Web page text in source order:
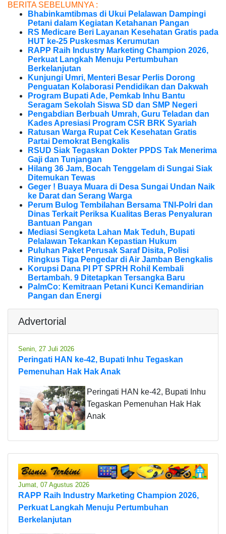
BERITA SEBELUMNYA :
Bhabinkamtibmas di Ukui Pelalawan Dampingi
Petani dalam Kegiatan Ketahanan Pangan
RS Medicare Beri Layanan Kesehatan Gratis pada
HUT ke-25 Puskesmas Kerumutan
RAPP Raih Industry Marketing Champion 2026,
Perkuat Langkah Menuju Pertumbuhan
Berkelanjutan
Kunjungi Umri, Menteri Besar Perlis Dorong
Penguatan Kolaborasi Pendidikan dan Dakwah
Program Bupati Ade, Pemkab Inhu Bantu
Seragam Sekolah Siswa SD dan SMP Negeri
Pengabdian Berbuah Umrah, Guru Teladan dan
Kades Apresiasi Program CSR BRK Syariah
Ratusan Warga Rupat Cek Kesehatan Gratis
Partai Demokrat Bengkalis
RSUD Siak Tegaskan Dokter PPDS Tak Menerima
Gaji dan Tunjangan
Hilang 36 Jam, Bocah Tenggelam di Sungai Siak
Ditemukan Tewas
Geger ! Buaya Muara di Desa Sungai Undan Naik
ke Darat dan Serang Warga
Perum Bulog Tembilahan Bersama TNI-Polri dan
Dinas Terkait Periksa Kualitas Beras Penyaluran
Bantuan Pangan
Mediasi Sengketa Lahan Mak Teduh, Bupati
Pelalawan Tekankan Kepastian Hukum
Puluhan Paket Perusak Saraf Disita, Polisi
Ringkus Tiga Pengedar di Air Jamban Bengkalis
Korupsi Dana PI PT SPRH Rohil Kembali
Bertambah. 9 Ditetapkan Tersangka Baru
PalmCo: Kemitraan Petani Kunci Kemandirian
Pangan dan Energi
Advertorial
Senin, 27 Juli 2026
Peringati HAN ke-42, Bupati Inhu Tegaskan
Pemenuhan Hak Hak Anak
Peringati HAN ke-42, Bupati Inhu
Tegaskan Pemenuhan Hak Hak
Anak
Jumat, 07 Agustus 2026
RAPP Raih Industry Marketing Champion 2026,
Perkuat Langkah Menuju Pertumbuhan
Berkelanjutan